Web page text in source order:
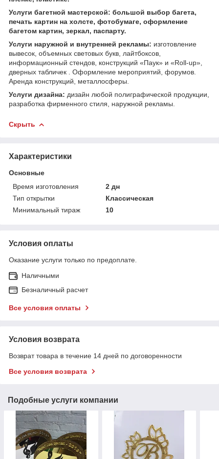
Услуги багетной мастерской: большой выбор багета,
печать картин на холсте, фотобумаге, оформление
багетом картин, зеркал, паспарту.
Услуги наружной и внутренней рекламы: изготовление
вывесок, объемных световых букв, лайтбоксов,
информационный стендов, конструкций «Паук» и «Roll-up»,
дверных табличек . Оформление мероприятий, форумов.
Аренда конструкций, металлосферы.
Услуги дизайна: дизайн любой полиграфической продукции,
разработка фирменного стиля, наружной рекламы.
Скрыть
Характеристики
Основные
Время изготовления
2 дн
Тип открытки
Классическая
Минимальный тираж
10
Условия оплаты
Оказание услуги только по предоплате.
Наличными
Безналичный расчет
Все условия оплаты
Условия возврата
Возврат товара в течение 14 дней по договоренности
Все условия возврата
Подобные услуги компании